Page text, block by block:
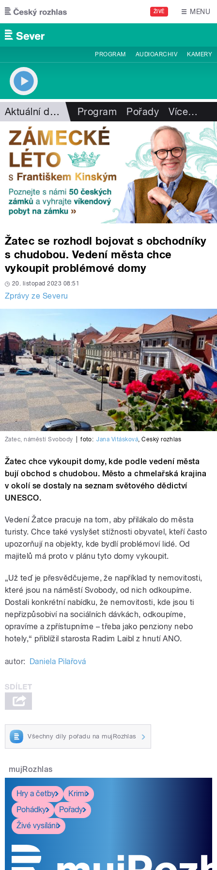
Přejít k hlavnímu obsahu
ŽIVĚ MENU
PROGRAM AUDIOARCHIV KAMERY
Aktuální dění Program Pořady Více…
Žatec se rozhodl bojovat s obchodníky
s chudobou. Vedení města chce
vykoupit problémové domy
20. listopad 2023 08:51
Zprávy ze Severu
Žatec, náměstí Svobody foto: Jana Vitásková,Český rozhlas
Žatec chce vykoupit domy, kde podle vedení města
bují obchod s chudobou. Město a chmelařská krajina
v okolí se dostaly na seznam světového dědictví
UNESCO.
Vedení Žatce pracuje na tom, aby přilákalo do města
turisty. Chce také vyslyšet stížnosti obyvatel, kteří často
upozorňují na objekty, kde bydlí problémoví lidé. Od
majitelů má proto v plánu tyto domy vykoupit.
„Už teď je přesvědčujeme, že například ty nemovitosti,
které jsou na náměstí Svobody, od nich odkoupíme.
Dostali konkrétní nabídku, že nemovitosti, kde jsou ti
nepřizpůsobiví na sociálních dávkách, odkoupíme,
opravíme a zpřístupníme – třeba jako penziony nebo
hotely,“ přiblížil starosta Radim Laibl z hnutí ANO.
autor: Daniela Pilařová
Všechny díly pořadu na mujRozhlas
mujRozhlas
Hry a četby
Krimi
Pohádky
Pořady
Živé vysílání